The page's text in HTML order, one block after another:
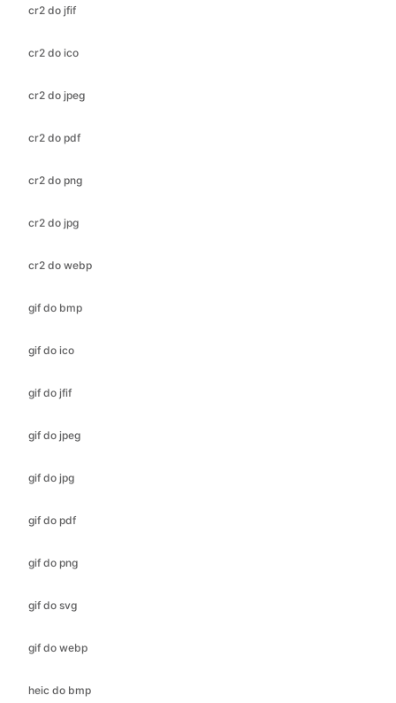
cr2 do jpeg
cr2 do pdf
cr2 do png
cr2 do jpg
cr2 do webp
gif do bmp
gif do ico
gif do jfif
gif do jpeg
gif do jpg
gif do pdf
gif do png
gif do svg
gif do webp
heic do bmp
heic do gif
heic do jfif